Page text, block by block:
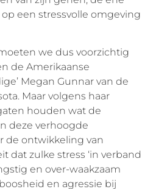
een stressvolle omgeving
we dus voorzichtig
de Amerikaanse
Megan Gunnar van de
Maar volgens haar
houden wat de
deze verhoogde
de ontwikkeling van
dat zulke stress ‘in verband
en over-waakzaam
en agressie bij